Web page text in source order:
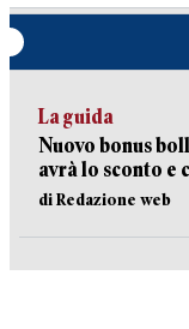
La guida
Nuovo bonus
avrà lo sconto e
di Redazione web